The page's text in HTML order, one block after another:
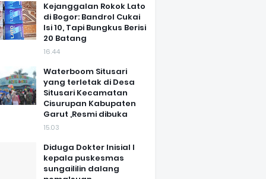
Kejanggalan Rokok Lato
di Bogor: Bandrol Cukai
Isi 10, Tapi Bungkus Berisi
20 Batang
16.44
Waterboom Situsari
yang terletak di Desa
Situsari Kecamatan
Cisurupan Kabupaten
Garut ,Resmi dibuka
15.03
Diduga Dokter Inisial I
kepala puskesmas
sungaililin dalang